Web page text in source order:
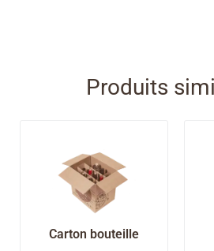
Produits
Carton bouteille